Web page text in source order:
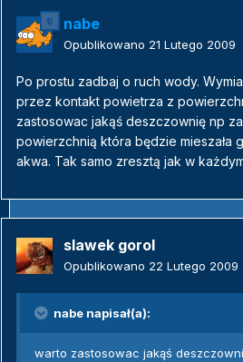
nabe
Opublikowano 21 Lutego 2009
Po prostu zadbaj o ruch wody.
przez kontakt powietrza z
zastosowac jakąś deszczownię np
powierzchnią która będzie mieszała
akwa. Tak samo zresztą jak w
slawek gorol
Opublikowano 22 Lutego 2009
nabe napisał(a):
warto zastosowac jakąś